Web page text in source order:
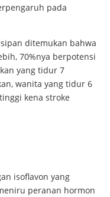
pada
ditemukan bahwa
70%nya berpotensi
yang tidur 7
wanita yang tidur 6
kena stroke
isoflavon yang
peranan hormon